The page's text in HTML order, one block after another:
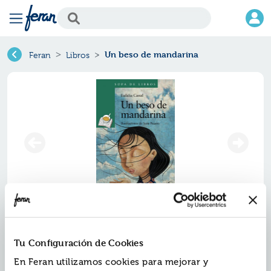
Tu Configuración de Cookies
En Feran utilizamos cookies para mejorar y
Feran Libros Un beso de mandarina
Un beso de mandarina
Ref.ZAN-SL181
ISBN:9788469808726